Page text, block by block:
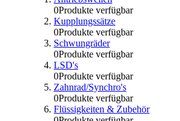
0Produkte verfügbar
Kupplungssätze
0Produkte verfügbar
Schwungräder
0Produkte verfügbar
LSD's
0Produkte verfügbar
Zahnrad/Synchro's
0Produkte verfügbar
Flüssigkeiten & Zubehör